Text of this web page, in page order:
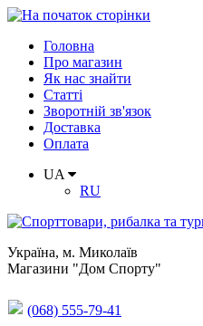
Головна
Про магазин
Як нас знайти
Статті
Зворотній зв'язок
Доставка
Оплата
UA
RU
Україна, м. Миколаїв
Магазини "Дом Спорту"
(068) 555-79-41